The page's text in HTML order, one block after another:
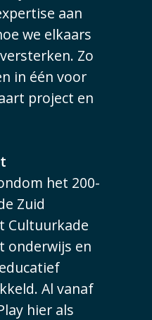
aan
we elkaars
Zo
in één voor
project en
het 200-
Zuid
Cultuurkade
onderwijs en
Al vanaf
hier als